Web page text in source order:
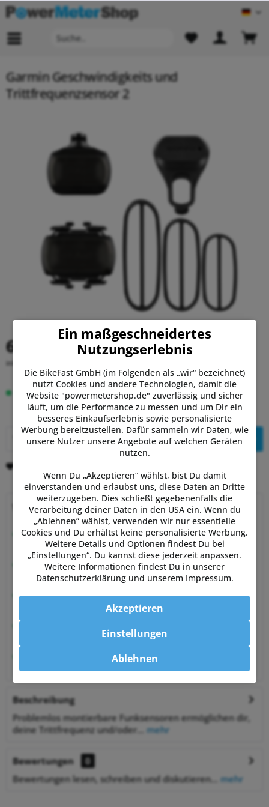
Garmin Geschwindigkeits und
Trittfrequenzsensor 2
64,95 €
inkl. MwSt.
Auf Lager. Lieferung Di, 11.08. - Do, 13.08.
In denWarenkorb
Warum Powermetershop?
Beratung vom Experten
von Sportlern für Sportler
Hervorragende Kundenzufriedenheit
99,6% zufriedene Kunden bei Shopauskunft.de
30 Tage Money-Back-Garantie
entspannt shoppen
Beschreibung
Problemlos montierbare Funksensoren ermöglichen dir,
deine Trittfrequenz und/oder...
mehr
Bewertungen
0
Bewertungen lesen, schreiben und diskutieren...
mehr
Ein maßgeschneidertes
Nutzungserlebnis
Die BikeFast GmbH (im Folgenden als „wir“ bezeichnet)
nutzt Cookies und andere Technologien, damit die
Website "powermetershop.de" zuverlässig und sicher
läuft, um die Performance zu messen und um Dir ein
besseres Einkaufserlebnis sowie personalisierte
Werbung bereitzustellen. Dafür sammeln wir Daten, wie
unsere Nutzer unsere Angebote auf welchen Geräten
nutzen.
Wenn Du „Akzeptieren“ wählst, bist Du damit
einverstanden und erlaubst uns, diese Daten an Dritte
weiterzugeben. Dies schließt gegebenenfalls die
Verarbeitung deiner Daten in den USA ein. Wenn du
„Ablehnen” wählst, verwenden wir nur essentielle
Cookies und Du erhältst keine personalisierte Werbung.
Weitere Details und Optionen findest Du bei
„Einstellungen“. Du kannst diese jederzeit anpassen.
Weitere Informationen findest Du in unserer
Datenschutzerklärungund unserem Impressum.
Ablehnen
Akzeptieren
Einstellungen